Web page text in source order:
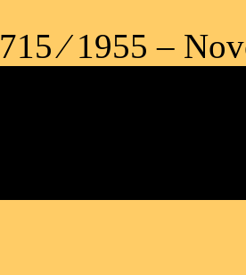
⁄ 1955 –